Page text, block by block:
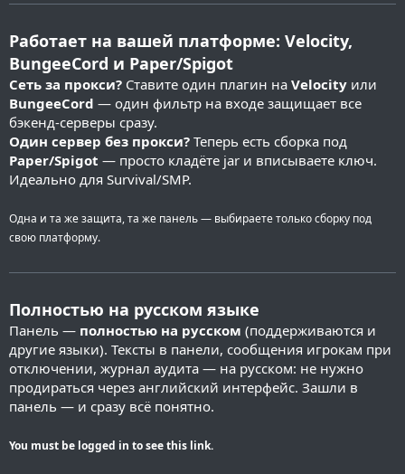
Работает на вашей платформе: Velocity,
BungeeCord и Paper/Spigot
Сеть за прокси? Ставите один плагин на Velocity или
BungeeCord — один фильтр на входе защищает все
бэкенд-серверы сразу.
Один сервер без прокси? Теперь есть сборка под
Paper/Spigot — просто кладёте jar и вписываете ключ.
Идеально для Survival/SMP.
Одна и та же защита, та же панель — выбираете только сборку под
свою платформу.
Полностью на русском языке
Панель — полностью на русском (поддерживаются и
другие языки). Тексты в панели, сообщения игрокам при
отключении, журнал аудита — на русском: не нужно
продираться через английский интерфейс. Зашли в
панель — и сразу всё понятно.
You must be logged in to see this link.